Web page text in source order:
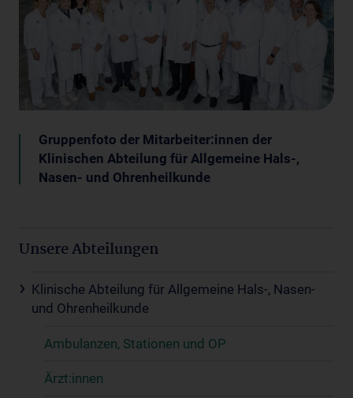
Gruppenfoto der Mitarbeiter:innen der
Klinischen Abteilung für Allgemeine Hals-,
Nasen- und Ohrenheilkunde
Unsere Abteilungen
Klinische Abteilung für Allgemeine Hals-, Nasen-
und Ohrenheilkunde
Ambulanzen, Stationen und OP
Ärzt:innen